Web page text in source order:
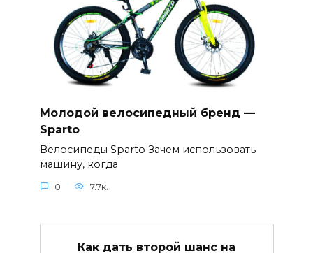
Молодой велосипедный бренд —
Sparto
Велосипеды Sparto Зачем использовать
машину, когда
0 7.7к.
Как дать второй шанс на